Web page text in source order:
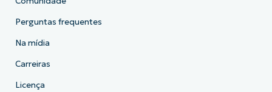
Perguntas frequentes
Na mídia
Carreiras
Licença